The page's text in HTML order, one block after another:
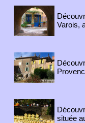
Varois,
située